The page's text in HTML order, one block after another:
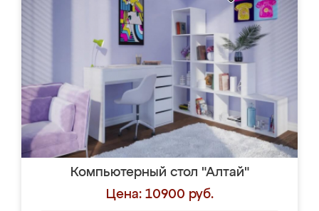
Компьютерный стол "Алтай"
Цена: 10900 руб.